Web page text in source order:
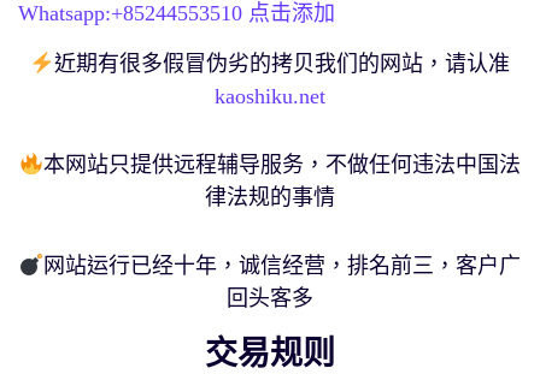
Whatsapp:+85244553510 点击添加
近期有很多假冒伪劣的拷贝我们的网站，请认准
kaoshiku.net
本网站只提供远程辅导服务，不做任何违法中国法
律法规的事情
网站运行已经十年，诚信经营，排名前三，客户广
回头客多
交易规则